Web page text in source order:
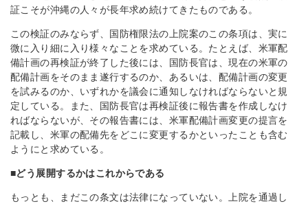
証こそが沖縄の人々が長年求め続けてきたものである。
この検証のみならず、国防権限法の上院案のこの条項は、実に
微に入り細に入り様々なことを求めている。たとえば、米軍配
備計画の再検証が終了した後には、国防長官は、現在の米軍の
配備計画をそのまま遂行するのか、あるいは、配備計画の変更
を試みるのか、いずれかを議会に通知しなければならないと規
定している。また、国防長官は再検証後に報告書を作成しなけ
ればならないが、その報告書には、米軍配備計画変更の提言を
記載し、米軍の配備先をどこに変更するかといったことも含む
ようにと求めている。
■どう展開するかはこれからである
もっとも、まだこの条文は法律になっていない。上院を通過し